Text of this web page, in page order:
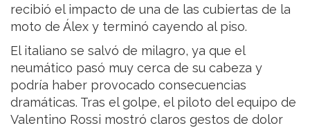
recibió el impacto de una de las cubiertas de la
moto de Álex y terminó cayendo al piso.
El italiano se salvó de milagro, ya que el
neumático pasó muy cerca de su cabeza y
podría haber provocado consecuencias
dramáticas. Tras el golpe, el piloto del equipo de
Valentino Rossi mostró claros gestos de dolor